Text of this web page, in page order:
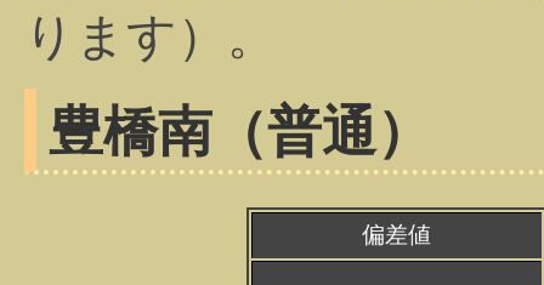
ります）。
豊橋南（普通）
偏差値